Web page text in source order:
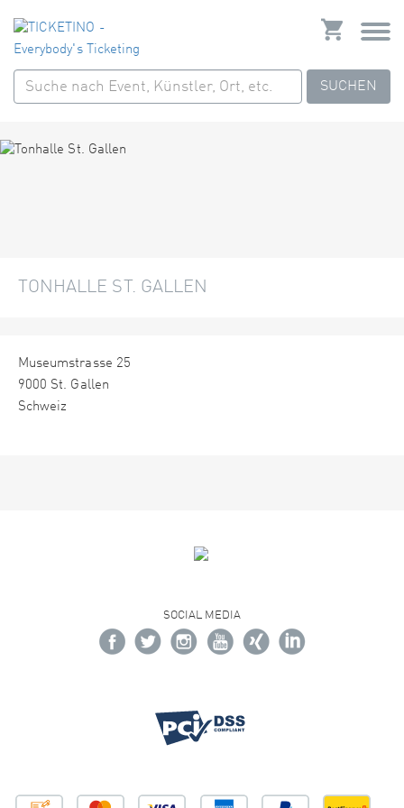
SUCHEN
TONHALLE ST. GALLEN
Museumstrasse 25
9000 St. Gallen
Schweiz
SOCIAL MEDIA